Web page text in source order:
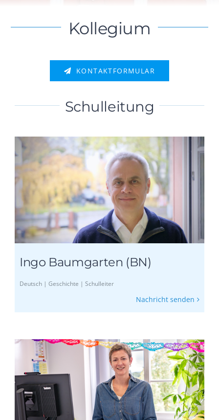
Kollegium
KONTAKTFORMULAR
Schulleitung
Ingo Baumgarten (BN)
Deutsch | Geschichte | Schulleiter
Nachricht senden